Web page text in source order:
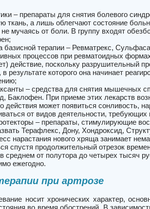
– препараты для снятия болевого
ткань, а лишь облегчают состояние
мучаясь от боли. В группу входят
базисной терапии – Ревматрекс,
процессов при ревматоидных
действие, поскольку разрушительный
результате которого она начинает
– средства для снятия мышечных
Баклофен. При приеме этих лекарств
действия может появиться сонливость,
от видов деятельности,
– препараты, стимулирующие
Терафлекс, Дону, Хондроксид,
нарастания нового хряща занимает
спустя продолжительный отрезок
среднем от полутора до четырех тысяч
ежегодно.
при артрозе
носит хронических характер,
во время обострений. В